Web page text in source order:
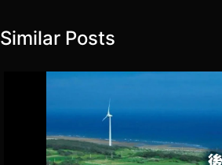
Similar Posts